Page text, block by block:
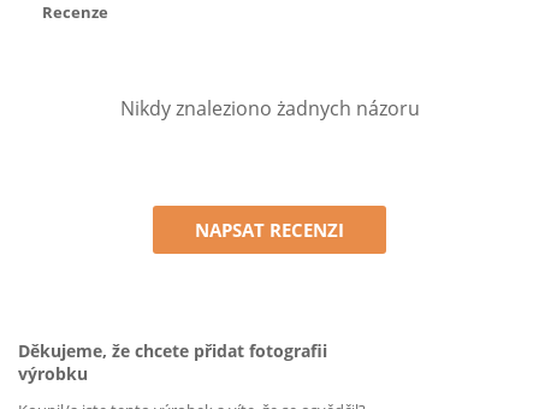
Recenze
Nikdy znaleziono żadnych názoru
NAPSAT RECENZI
Děkujeme, že chcete přidat fotografii
výrobku